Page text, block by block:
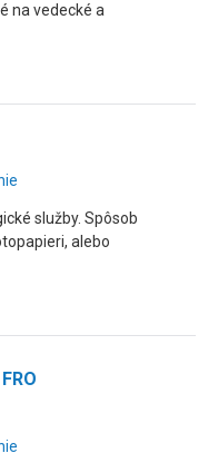
na vedecké a
služby. Spôsob
alebo